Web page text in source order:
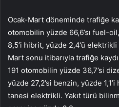
Ocak-Mart döneminde trafiğe
otomobilin yüzde 66,6’sı fuel-
8,5’i hibrit, yüzde 2,4’ü elektrikli
Mart sonu itibarıyla trafiğe
191 otomobilin yüzde 36,7’si
yüzde 27,2’si benzin, yüzde
tanesi elektrikli. Yakıt türü